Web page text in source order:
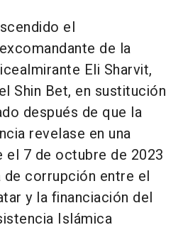
el
de la
Eli Sharvit,
Shin Bet, en sustitución
después de que la
revelase en una
el 7 de octubre de 2023
de corrupción entre el
y la financiación del
Islámica